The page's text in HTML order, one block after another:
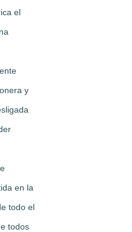
el
y
en la
todo el
todos